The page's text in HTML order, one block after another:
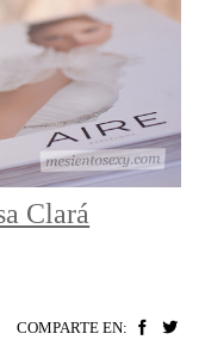
Clará
COMPARTE EN: